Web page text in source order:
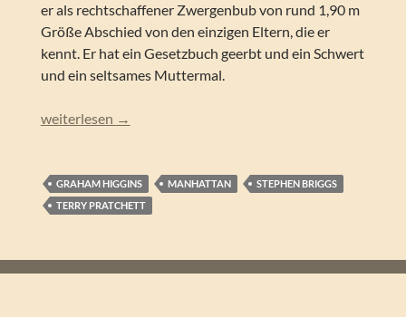
er als rechtschaffener Zwergenbub von rund 1,90 m
Größe Abschied von den einzigen Eltern, die er
kennt. Er hat ein Gesetzbuch geerbt und ein Schwert
und ein seltsames Muttermal.
Terry Pratchett, Graham Higgins, Stephen Briggs –
weiterlesen →
GRAHAM HIGGINS MANHATTAN
STEPHEN BRIGGS
TERRY PRATCHETT